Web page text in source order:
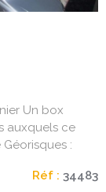
Un box
auxquels ce
:
sur le site
Réf : 34483